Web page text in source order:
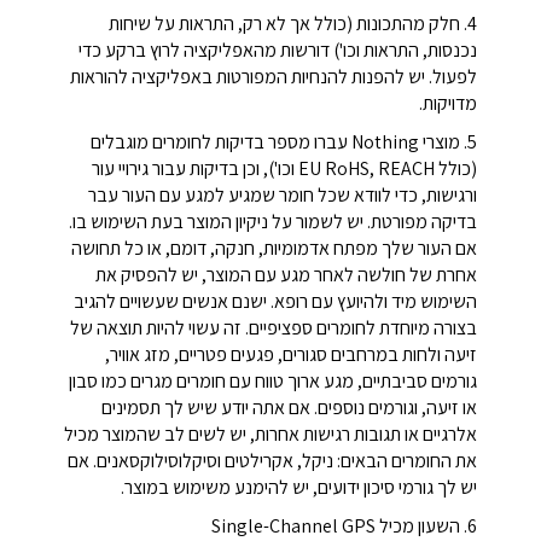
4. חלק מהתכונות (כולל אך לא רק, התראות על שיחות
נכנסות, התראות וכו') דורשות מהאפליקציה לרוץ ברקע כדי
לפעול. יש להפנות להנחיות המפורטות באפליקציה להוראות
מדויקות.
5. מוצרי Nothing עברו מספר בדיקות לחומרים מוגבלים
(כולל EU RoHS, REACH וכו'), וכן בדיקות עבור גירויי עור
ורגישות, כדי לוודא שכל חומר שמגיע למגע עם העור עבר
בדיקה מפורטת. יש לשמור על ניקיון המוצר בעת השימוש בו.
אם העור שלך מפתח אדמומיות, חנקה, דומם, או כל תחושה
אחרת של חולשה לאחר מגע עם המוצר, יש להפסיק את
השימוש מיד ולהיועץ עם רופא. ישנם אנשים שעשויים להגיב
בצורה מיוחדת לחומרים ספציפיים. זה עשוי להיות תוצאה של
זיעה ולחות במרחבים סגורים, פגעים פטריים, מזג אוויר,
גורמים סביבתיים, מגע ארוך טווח עם חומרים מגרים כמו סבון
או זיעה, וגורמים נוספים. אם אתה יודע שיש לך תסמינים
אלרגיים או תגובות רגישות אחרות, יש לשים לב שהמוצר מכיל
את החומרים הבאים: ניקל, אקרילטים וסיקלוסילוקסאנים. אם
יש לך גורמי סיכון ידועים, יש להימנע משימוש במוצר.
6. השעון מכיל Single-Channel GPS